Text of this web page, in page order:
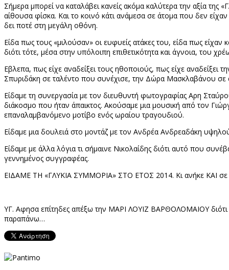
Σήμερα μπορεί να καταλάβει κανείς ακόμα καλύτερα την αξία
αίθουσα φίσκα. Και το κοινό κάτι ανάμεσα σε άτομα που δεν
δει ποτέ στη μεγάλη οθόνη.
Είδα πως τους «μιλούσαν» οι ευφυείς ατάκες του, είδα πως
διότι τότε, μέσα στην υπόλοιπη επιθετικότητα και άγνοια, του
Εβλεπα, πως είχε αναδείξει τους ηθοποιούς, πως είχε αναδείξει
Σπυριδάκη σε ταλέντο που συνέχισε, την Δώρα Μασκλαβάνου
Είδαμε τη συνεργασία με τον διευθυντή φωτογραφίας Αρη
διάκοσμο που ήταν άπαικτος. Ακούσαμε μια μουσική από τον
επαναλαμβανόμενο μοτίβο ενός ωραίου τραγουδιού.
Είδαμε μια δουλειά στο μοντάζ με τον Ανδρέα Ανδρεαδάκη
Είδαμε με άλλα λόγια τι σήμαινε Νικολαίδης διότι αυτό που
γεννημένος συγγραφέας.
ΕΙΔΑΜΕ ΤΗ «ΓΛΥΚΙΑ ΣΥΜΜΟΡΙΑ» ΣΤΟ ΕΤΟΣ 2014. Κι ανήκε ΚΑΙ σε
ΥΓ. Αφησα επίτηδες απέξω την ΜΑΡΙ ΛΟΥΙΖ ΒΑΡΘΟΛΟΜΑΙΟΥ
παραπάνω…